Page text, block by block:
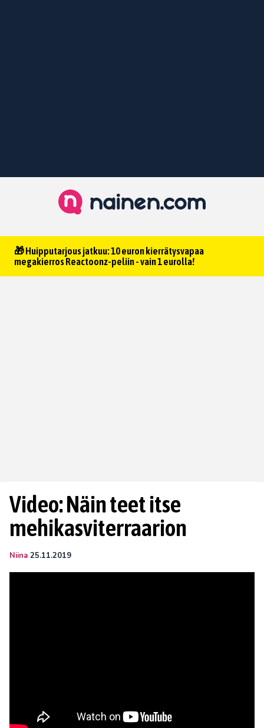
🎁 Huipputarjous jatkuu: 10 euron kierrätysvapaa
megakierros Reactoonz-peliin - vain 1 eurolla!
Video: Näin teet itse
mehikasviterraarion
Niina 25.11.2019